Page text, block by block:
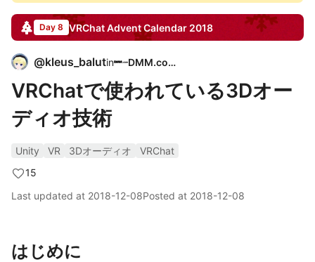
Day 8 VRChatAdvent Calendar 2018
@kleus_balutin DMM.com
VRChatで使われている3Dオー
ディオ技術
Unity VR 3Dオーディオ
VRChat
15
Last updated at 2018-12-08Posted at 2018-12-08
はじめに